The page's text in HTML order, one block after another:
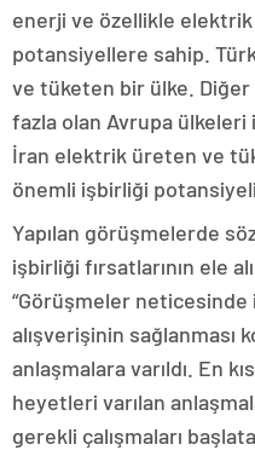
enerji ve özellikle elektrik
potansiyellere sahip.
ve tüketen bir ülke.
fazla olan Avrupa ülkeleri
İran elektrik üreten ve
önemli işbirliği
Yapılan görüşmelerde
işbirliği fırsatlarının ele
“Görüşmeler neticesinde
alışverişinin sağlanması
anlaşmalara varıldı. En
heyetleri varılan
gerekli çalışmaları